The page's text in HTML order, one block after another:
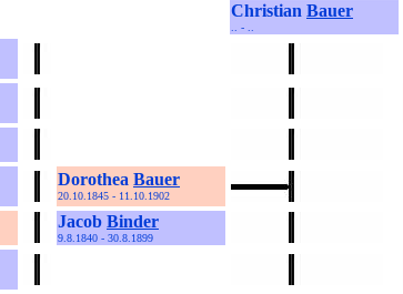
Christian Bauer
.. - ..
Dorothea Bauer
20.10.1845 - 11.10.1902
Jacob Binder
9.8.1840 - 30.8.1899